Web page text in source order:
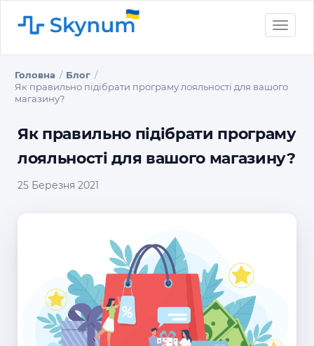
Toggle
Головна
Блог
Як правильно підібрати програму лояльності для вашого
магазину?
Як правильно підібрати програму
лояльності для вашого магазину?
25 Березня 2021